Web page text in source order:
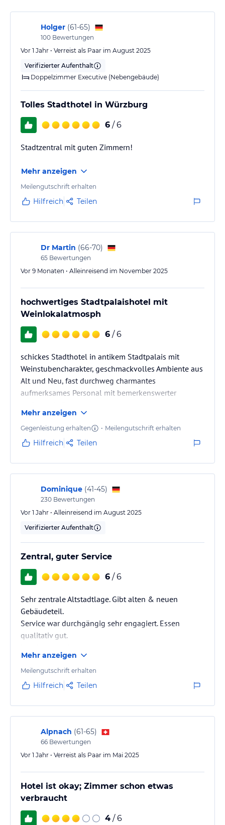
Im Hotel steht ein Sport- und Unterhaltungsangebot zur
Verfügung, das eine Sonnenterrasse sowie ein Fitnessstudio
umfasst. Außerdem kann gegen Gebühr Radfahren oder
Mountainbiking angeboten werden. Gäste haben zudem Zugang
Hinweis: Verfasst von HolidayCheck mit Hilfe von KI. Alle
Holger (61-65)
100 Bewertungen
Vor 1 Jahr • Verreist als Paar im August 2025
Verifizierter Aufenthalt
Doppelzimmer Executive (Nebengebäude)
Tolles Stadthotel in Würzburg
6 / 6
Stadtzentral mit guten Zimmern!
Mehr anzeigen
Meilengutschrift erhalten
Hilfreich Teilen
Dr Martin (66-70)
65 Bewertungen
Vor 9 Monaten • Alleinreisend im November 2025
hochwertiges Stadtpalaishotel mit
Weinlokalatmosph
6 / 6
schickes Stadthotel in antikem Stadtpalais mit
Weinstubencharakter, geschmackvolles Ambiente aus
Alt und Neu, fast durchweg charmantes
aufmerksames Personal mit bemerkenswerter
Seminarverpflegung hochwertig und wie bestellt,
ausgezeichnete Küche mit Michelin-Stern
Mehr anzeigen
Gegenleistung erhalten • Meilengutschrift erhalten
Hilfreich Teilen
Dominique (41-45)
230 Bewertungen
Vor 1 Jahr • Alleinreisend im August 2025
Verifizierter Aufenthalt
Zentral, guter Service
6 / 6
Sehr zentrale Altstadtlage. Gibt alten & neuen
Gebäudeteil.
Service war durchgängig sehr engagiert. Essen
qualitativ gut.
Mehr anzeigen
Meilengutschrift erhalten
Hilfreich Teilen
Alpnach (61-65)
66 Bewertungen
Vor 1 Jahr • Verreist als Paar im Mai 2025
Hotel ist okay; Zimmer schon etwas
verbraucht
4 / 6